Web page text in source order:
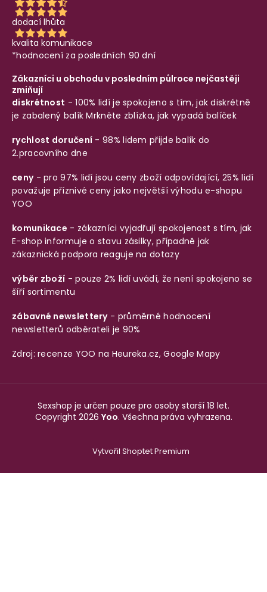
dodací lhůta
kvalita komunikace
*hodnocení za posledních 90 dní
Zákazníci u obchodu v posledním půlroce nejčastěji
zmiňují
diskrétnost - 100% lidí je spokojeno s tím, jak diskrétně
je zabalený balíkMrkněte zblízka, jak vypadá balíček
rychlost doručení - 98% lidem přijde balík do
2.pracovního dne
ceny- pro 97% lidí jsou ceny zboží odpovídající, 25% lidí
považuje příznivé ceny jako největší výhodu e-shopu
YOO
komunikace - zákazníci vyjadřují spokojenost s tím, jak
E-shop informuje o stavu zásilky, případně jak
zákaznická podpora reaguje na dotazy
výběr zboží - pouze 2% lidí uvádí, že není spokojeno se
šíří sortimentu
zábavné newslettery- průměrné hodnocení
newsletterů odběrateli je 90%
Zdroj: recenze YOO na Heureka.cz,Google Mapy
Vytvořil Shoptet Premium
Sexshop je určen pouze pro osoby starší 18 let.
Copyright 2026 Yoo. Všechna práva vyhrazena.